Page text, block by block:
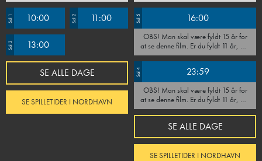
Sal 1 10:00 Sal 2 11:00
Sal 3 13:00
SE ALLE DAGE
SE SPILLETIDER I NORDHAVN
Sal 5 16:00
OBS! Man skal være fyldt 15 år for
at se denne film. Er du fyldt 11 år, må
du gerne se filmen ifølge med en
voksen som skal være til stede under
hele forestillingen. Vi forbeholder os
retten til at afvise alle, som ikke kan
fremvise ID.
Sal 4 23:59
OBS! Man skal være fyldt 15 år for
at se denne film. Er du fyldt 11 år, må
du gerne se filmen ifølge med en
voksen som skal være til stede under
hele forestillingen. Vi forbeholder os
retten til at afvise alle, som ikke kan
fremvise ID.
SE ALLE DAGE
SE SPILLETIDER I NORDHAVN